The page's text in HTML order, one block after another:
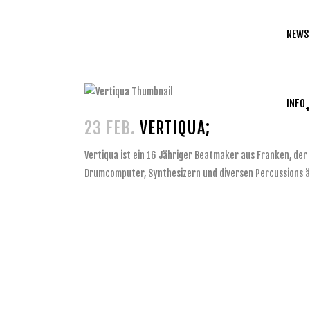
NEWS
INFO
23 FEB. VERTIQUA;
Vertiqua ist ein 16 Jähriger Beatmaker aus Franken,
Drumcomputer, Synthesizern und diversen